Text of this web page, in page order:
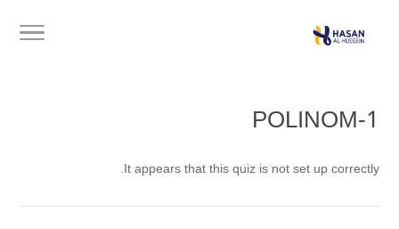
POLINOM-1
It appears that this quiz is not set up correctly.